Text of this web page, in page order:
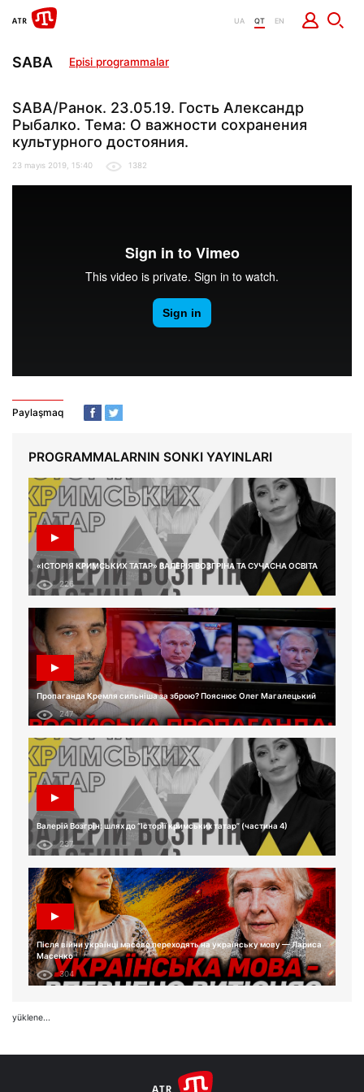
UA QT EN
SABA Episi programmalar
SABA/Ранок. 23.05.19. Гость Александр
Рыбалко. Тема: О важности сохранения
культурного достояния.
23 mayıs 2019, 15:40 1382
Paylaşmaq
PROGRAMMALARNIN SONKI YAYINLARI
«ІСТОРІЯ КРИМСЬКИХ ТАТАР» ВАЛЕРІЯ ВОЗГРІНА ТА СУЧАСНА ОСВІТА
226
Пропаганда Кремля сильніша за зброю? Пояснює Олег Магалецький
247
Валерій Возгрін: шлях до “Історії кримських татар” (частина 4)
237
Після війни українці масово переходять на українську мову — Лариса
Масенко
304
yüklene...